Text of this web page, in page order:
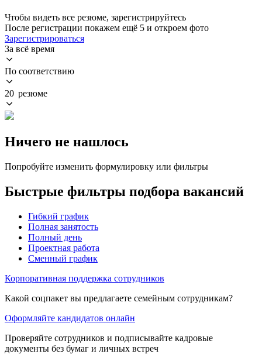
Чтобы видеть все резюме, зарегистрируйтесь
После регистрации покажем ещё 5 и откроем фото
Зарегистрироваться
За всё время
По соответствию
20 резюме
Ничего не нашлось
Попробуйте изменить формулировку или фильтры
Быстрые фильтры подбора вакансий
Гибкий график
Полная занятость
Полный день
Проектная работа
Сменный график
Корпоративная поддержка сотрудников
Какой соцпакет вы предлагаете семейным сотрудникам?
Оформляйте кандидатов онлайн
Проверяйте сотрудников и подписывайте кадровые
документы без бумаг и личных встреч